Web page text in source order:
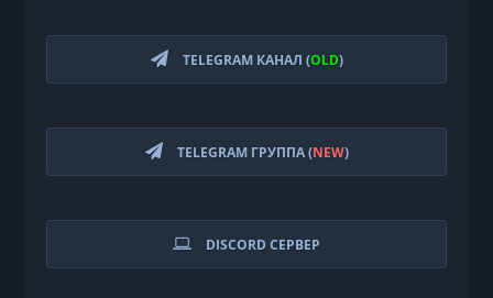
TELEGRAM КАНАЛ (OLD)
TELEGRAM ГРУППА (NEW)
DISCORD СЕРВЕР